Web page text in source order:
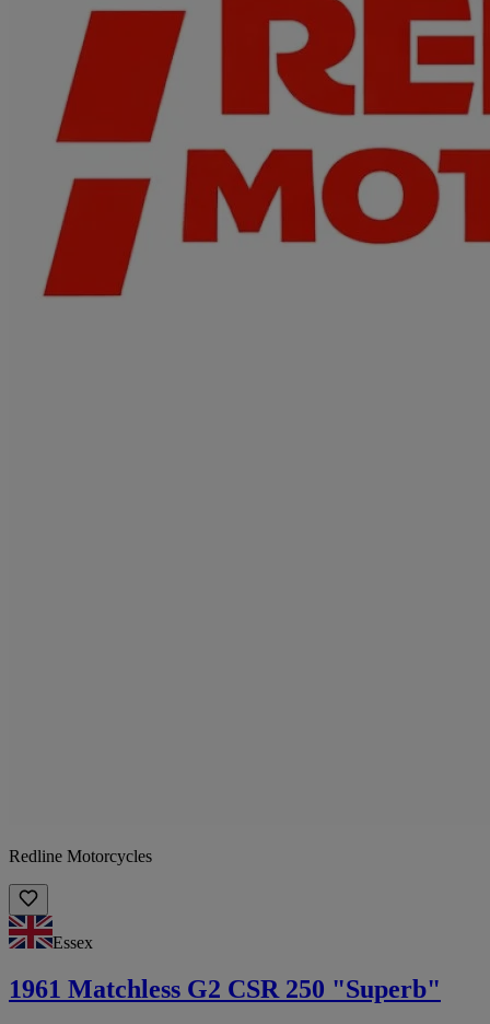
Redline Motorcycles
Essex
1961 Matchless G2 CSR 250 "Superb"